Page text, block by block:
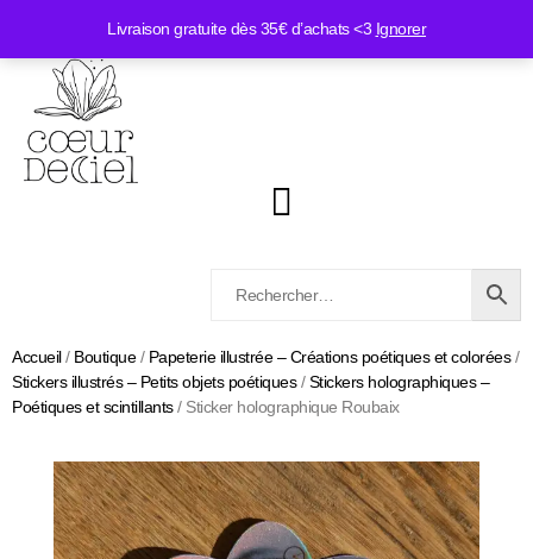
Livraison gratuite dès 35€ d’achats <3 Ignorer
Accueil/ Boutique/ Papeterie illustrée – Créations poétiques et colorées/
Stickers illustrés – Petits objets poétiques/Stickers holographiques –
Poétiques et scintillants/ Sticker holographique Roubaix